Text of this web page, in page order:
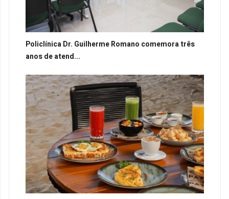
Policlínica Dr. Guilherme Romano comemora três
anos de atend...